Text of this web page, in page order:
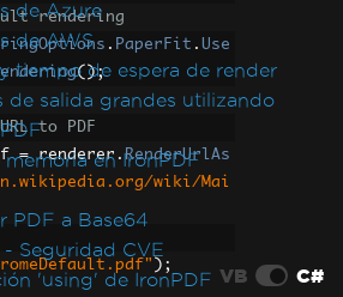
de Azure
de AWS
tiempo de espera de render
de salida grandes utilizando
en IronPDF
PDF a Base64
- Seguridad CVE
'using' de IronPDF
rendering
. PaperFit . Use
();
to PDF
= renderer .RenderUrlAs
wiki/Mai
); VB C#